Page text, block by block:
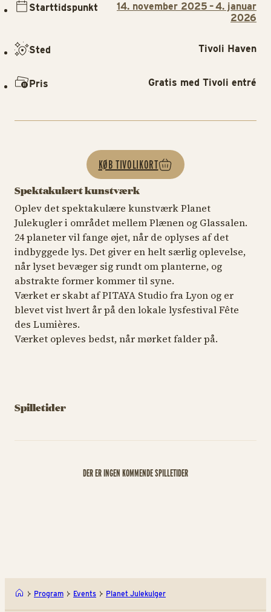
Spektakulært kunstværk
Oplev det spektakulære kunstværk Planet
Julekugler i området mellem Plænen og Glassalen.
24 planeter vil fange øjet, når de oplyses af det
indbyggede lys. Det giver en helt særlig oplevelse,
når lyset bevæger sig rundt om planterne, og
abstrakte former kommer til syne.
Værket er skabt af PITAYA Studio fra Lyon og er
blevet vist hvert år på den lokale lysfestival Fête
des Lumières.
Værket opleves bedst, når mørket falder på.
Starttidspunkt
14. november 2025 – 4. januar
2026
Sted Tivoli Haven
Pris Gratis med Tivoli entré
KØB TIVOLIKORT
Spilletider
DER ER INGEN KOMMENDE SPILLETIDER
Program Events Planet Julekulger